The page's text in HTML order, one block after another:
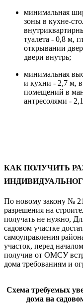
минимальная
зоны в кухне-
туалета - 0,8 м,
открывании
двери внутрь;
минимальная
и кухни - 2,7 м,
помещений в
антресолями -
КАК ПОЛУЧИТЬ
По новому закону №
разрешения на
получать не нужно,
садовом участке
самоуправления
участок, перед
получив от ОМСУ
дома требованиям и
Схема требуемых
дома на